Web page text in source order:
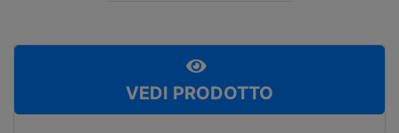
VEDI PRODOTTO